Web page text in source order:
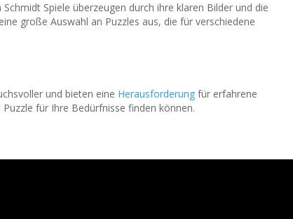
Spiele überzeugen durch ihre klaren Bilder und die
große Auswahl an Puzzles aus, die für verschiedene
und bieten eine Herausforderung für erfahrene
für Ihre Bedürfnisse finden können.